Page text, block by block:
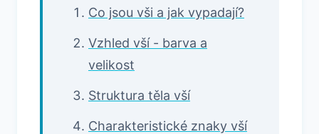
Co jsou vši a jak vypadají?
Vzhled vší - barva a
velikost
Struktura těla vší
Charakteristické znaky vší